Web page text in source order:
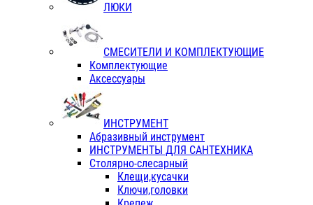
ЛЮКИ
СМЕСИТЕЛИ И КОМПЛЕКТУЮЩИЕ
Комплектующие
Аксессуары
ИНСТРУМЕНТ
Абразивный инструмент
ИНСТРУМЕНТЫ ДЛЯ САНТЕХНИКА
Столярно-слесарный
Клещи,кусачки
Ключи,головки